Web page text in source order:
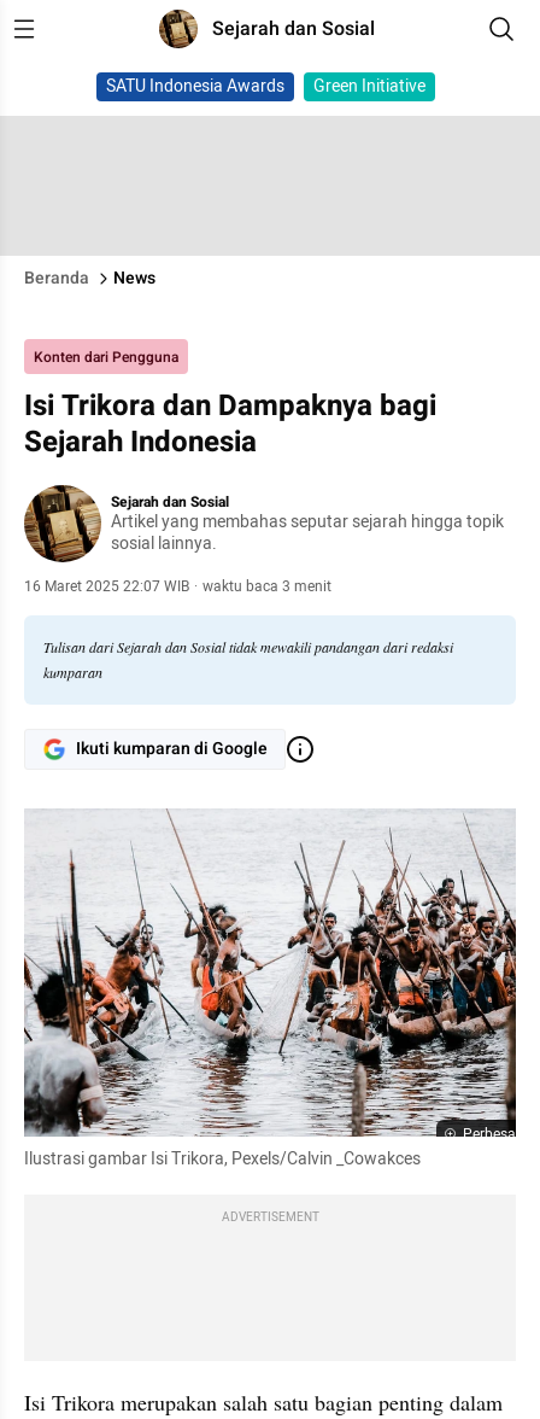
Sejarah dan Sosial
SATU Indonesia Awards Green Initiative
Beranda News
Konten dari Pengguna
Isi Trikora dan Dampaknya bagi
Sejarah Indonesia
Sejarah dan Sosial
Artikel yang membahas seputar sejarah hingga topik
sosial lainnya.
16 Maret 2025 22:07 WIB · waktu baca 3 menit
Tulisan dari Sejarah dan Sosial tidak mewakili pandangan dari redaksi
kumparan
Ikuti kumparan di Google
Perbesar
Ilustrasi gambar Isi Trikora, Pexels/Calvin _Cowakces
ADVERTISEMENT
Isi Trikora merupakan salah satu bagian penting dalam